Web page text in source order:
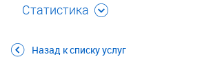
Статистика
Назад к списку услуг